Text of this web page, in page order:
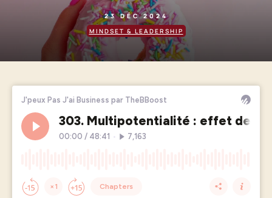
23 DÉC 2024
MINDSET & LEADERSHIP